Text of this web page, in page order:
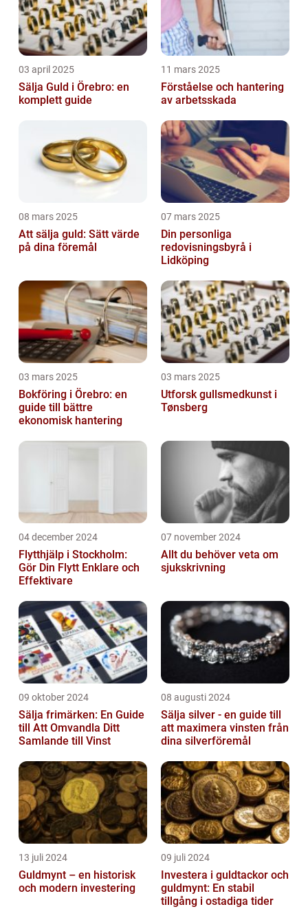
03 april 2025
Sälja Guld i Örebro: en
komplett guide
11 mars 2025
Förståelse och hantering
av arbetsskada
08 mars 2025
Att sälja guld: Sätt värde
på dina föremål
07 mars 2025
Din personliga
redovisningsbyrå i
Lidköping
03 mars 2025
Bokföring i Örebro: en
guide till bättre
ekonomisk hantering
03 mars 2025
Utforsk gullsmedkunst i
Tønsberg
04 december 2024
Flytthjälp i Stockholm:
Gör Din Flytt Enklare och
Effektivare
07 november 2024
Allt du behöver veta om
sjukskrivning
09 oktober 2024
Sälja frimärken: En Guide
till Att Omvandla Ditt
Samlande till Vinst
08 augusti 2024
Sälja silver - en guide till
att maximera vinsten från
dina silverföremål
13 juli 2024
Guldmynt – en historisk
och modern investering
09 juli 2024
Investera i guldtackor och
guldmynt: En stabil
tillgång i ostadiga tider